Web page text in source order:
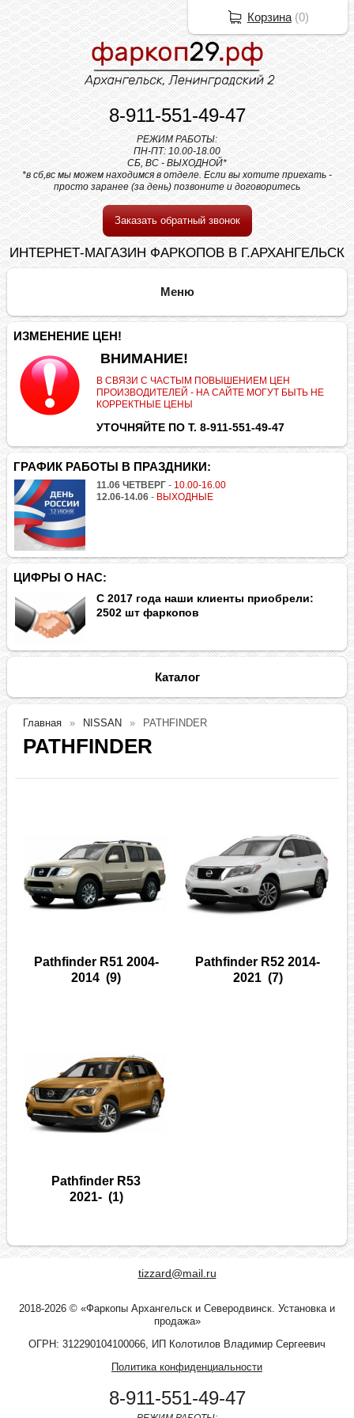
8-911-551-49-47
РЕЖИМ РАБОТЫ:
ПН-ПТ: 10.00-18.00
СБ, ВС - ВЫХОДНОЙ*
*в сб,вс мы можем находимся в отделе. Если вы хотите приехать -
просто заранее (за день) позвоните и договоритесь
Заказать обратный звонок
ИНТЕРНЕТ-МАГАЗИН ФАРКОПОВ В Г.АРХАНГЕЛЬСК
ИЗМЕНЕНИЕ ЦЕН!
ВНИМАНИЕ!
В СВЯЗИ С ЧАСТЫМ ПОВЫШЕНИЕМ ЦЕН
ПРОИЗВОДИТЕЛЕЙ - НА САЙТЕ МОГУТ БЫТЬ НЕ
КОРРЕКТНЫЕ ЦЕНЫ
УТОЧНЯЙТЕ ПО Т. 8-911-551-49-47
ГРАФИК РАБОТЫ В ПРАЗДНИКИ:
11.06 ЧЕТВЕРГ - 10.00-16.00
12.06-14.06 - ВЫХОДНЫЕ
ЦИФРЫ О НАС:
С 2017 года наши клиенты приобрели:
2502 шт фаркопов
Каталог
Главная NISSAN PATHFINDER
PATHFINDER
Pathfinder R51 2004-
2014 (9)
Pathfinder R52 2014-
2021(7)
Pathfinder R53
2021-(1)
tizzard@mail.ru
2018-2026 © «Фаркопы Архангельск и Северодвинск. Установка и
продажа»
ОГРН: 312290104100066, ИП Колотилов Владимир Сергеевич
Политика конфиденциальности
8-911-551-49-47
Корзина(0)